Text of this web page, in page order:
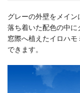
グレーの外壁をメイン
落ち着いた配色の中に
窓際へ植えたイロハ
できます。